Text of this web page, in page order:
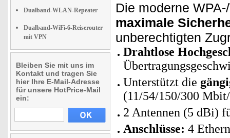
Dualband-WLAN-Repeater
Dualband-WiFi-6-Reiserouter
mit VPN
Bleiben Sie mit uns im
Kontakt und tragen Sie
hier Ihre E-Mail-Adresse
für unsere HotPrice-Mail
ein:
Die moderne
maximale
unberechtigten
Drahtlose
Unterstützt die
(11/54/150/300
2 Antennen (5 dBi)
Anschlüsse: 4